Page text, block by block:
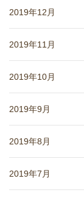
2019年12月
2019年11月
2019年10月
2019年9月
2019年8月
2019年7月